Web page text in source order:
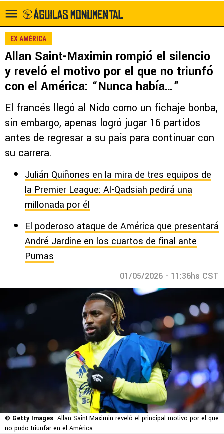
EX AMÉRICA
Allan Saint-Maximin rompió el silencio
y reveló el motivo por el que no triunfó
con el América: “Nunca había…”
El francés llegó al Nido como un fichaje bonba,
sin embargo, apenas logró jugar 16 partidos
antes de regresar a su país para continuar con
su carrera.
Julián Quiñones en la mira de tres equipos de
la Premier League: Al-Qadsiah pedirá una
millonada por él
El poderoso ataque de América que presentará
André Jardine en los cuartos de final ante
Pumas
01/05/2026 - 11:36hs CST
© Getty Images Allan Saint-Maximin reveló el principal motivo por el que
no pudo triunfar en el América